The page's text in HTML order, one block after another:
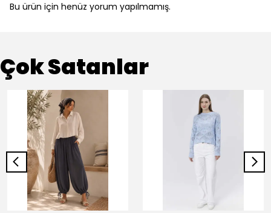
Bu ürün için henüz yorum yapılmamış.
Çok Satanlar